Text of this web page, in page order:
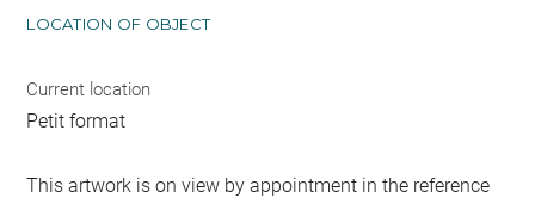
LOCATION OF OBJECT
Current location
Petit format
This artwork is on view by appointment in the reference